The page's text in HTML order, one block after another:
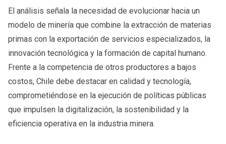
El análisis señala la necesidad de evolucionar hacia un
modelo de minería que combine la extracción de materias
primas con la exportación de servicios especializados, la
innovación tecnológica y la formación de capital humano.
Frente a la competencia de otros productores a bajos
costos, Chile debe destacar en calidad y tecnología,
comprometiéndose en la ejecución de políticas públicas
que impulsen la digitalización, la sostenibilidad y la
eficiencia operativa en la industria minera.